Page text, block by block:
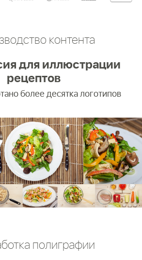
контента
для иллюстрации
рецептов
более десятка логотипов
полиграфии